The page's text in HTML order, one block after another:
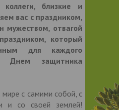
близкие и
вас с праздником,
мужеством, отвагой
который
для каждого
защитника
с самими собой, с
и со своей землей!